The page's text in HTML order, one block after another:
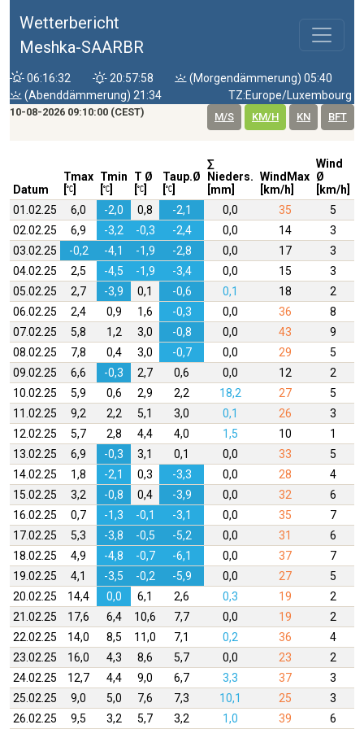
Wetterbericht
Meshka-SAARBR
06:16:32 20:57:58
(Morgendämmerung) 05:40
(Abenddämmerung) 21:34
TZ:Europe/Luxembourg
10-08-2026 09:10:00 (CEST) M/S KM/H KN BFT
Datum
Tmax Tmin
T Ø
Taup.Ø
∑
Nieders.
[mm]
WindMax
[km/h]
Wind
Ø
[km/h]
01.02.25 6,0 -2,0 0,8 -2,1 0,0 35 5
02.02.25
6,9 -3,2 -0,3 -2,4 0,0 14
3
03.02.25
-0,2 -4,1 -1,9 -2,8 0,0 17 3
04.02.25
2,5 -4,5 -1,9 -3,4 0,0 15 3
05.02.25
2,7 -3,9 0,1 -0,6 0,1 18 2
06.02.25
2,4 0,9 1,6 -0,3 0,0 36
8
07.02.25
5,8 1,2 3,0 -0,8 0,0 43 9
08.02.25
7,8 0,4 3,0 -0,7 0,0 29 5
09.02.25
6,6 -0,3 2,7 0,6 0,0 12 2
10.02.25
5,9 0,6 2,9 2,2 18,2 27
5
11.02.25
9,2 2,2 5,1 3,0 0,1 26 3
12.02.25
5,7 2,8 4,4 4,0 1,5 10 1
13.02.25
6,9 -0,3 3,1 0,1 0,0 33 5
14.02.25
1,8 -2,1 0,3 -3,3 0,0 28 4
15.02.25
3,2 -0,8 0,4 -3,9 0,0 32
6
16.02.25
0,7 -1,3 -0,1 -3,1 0,0 35
7
17.02.25
5,3 -3,8 -0,5 -5,2 0,0 31 6
18.02.25
4,9 -4,8 -0,7 -6,1 0,0 37
7
19.02.25
4,1 -3,5 -0,2 -5,9 0,0 27
5
20.02.25
14,4 0,0 6,1 2,6 0,3 19
2
21.02.25
17,6 6,4 10,6 7,7 0,0 19
2
22.02.25
14,0 8,5 11,0 7,1 0,2 36 4
23.02.25
16,0 4,3 8,6 5,7 0,0 23 2
24.02.25
12,7 4,4 9,0 6,7 3,3 37 3
25.02.25
9,0 5,0 7,6 7,3 10,1 25 3
26.02.25
9,5 3,2 5,7 3,2 1,0 39 6